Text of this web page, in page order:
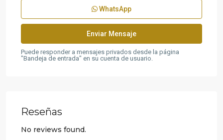
WhatsApp
Puede responder a mensajes privados desde la página
"Bandeja de entrada" en su cuenta de usuario.
Reseñas
No reviews found.